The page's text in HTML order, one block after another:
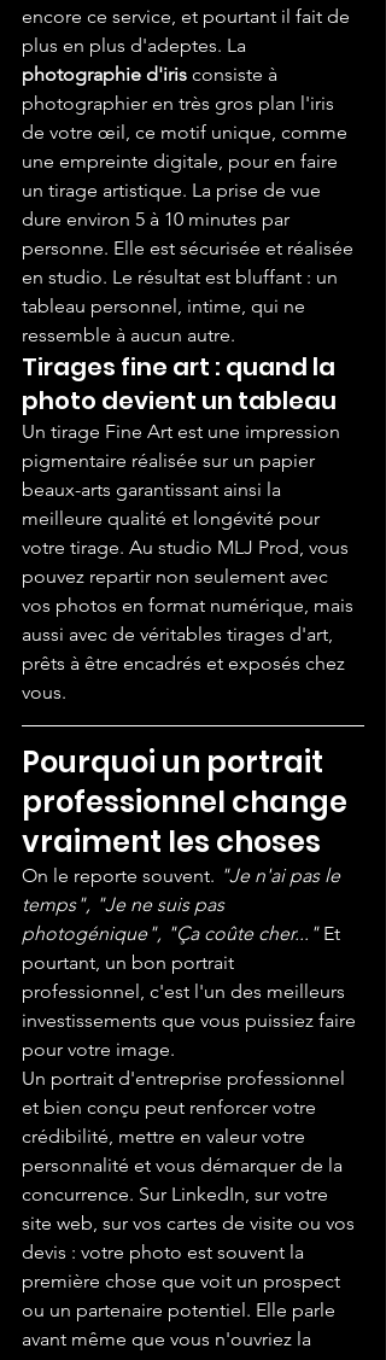
encore ce service, et pourtant il fait de
plus en plus d'adeptes. La
photographie d'iris consiste à
photographier en très gros plan l'iris
de votre œil, ce motif unique, comme
une empreinte digitale, pour en faire
un tirage artistique. La prise de vue
dure environ 5 à 10 minutes par
personne. Elle est sécurisée et réalisée
en studio. Le résultat est bluffant : un
tableau personnel, intime, qui ne
ressemble à aucun autre.
Tirages fine art : quand la
photo devient un tableau
Un tirage Fine Art est une impression
pigmentaire réalisée sur un papier
beaux-arts garantissant ainsi la
meilleure qualité et longévité pour
votre tirage. Au studio MLJ Prod, vous
pouvez repartir non seulement avec
vos photos en format numérique, mais
aussi avec de véritables tirages d'art,
prêts à être encadrés et exposés chez
vous.
Pourquoi un portrait
professionnel change
vraiment les choses
On le reporte souvent. "Je n'ai pas le
temps", "Je ne suis pas
photogénique", "Ça coûte cher..." Et
pourtant, un bon portrait
professionnel, c'est l'un des meilleurs
investissements que vous puissiez faire
pour votre image.
Un portrait d'entreprise professionnel
et bien conçu peut renforcer votre
crédibilité, mettre en valeur votre
personnalité et vous démarquer de la
concurrence. Sur LinkedIn, sur votre
site web, sur vos cartes de visite ou vos
devis : votre photo est souvent la
première chose que voit un prospect
ou un partenaire potentiel. Elle parle
avant même que vous n'ouvriez la